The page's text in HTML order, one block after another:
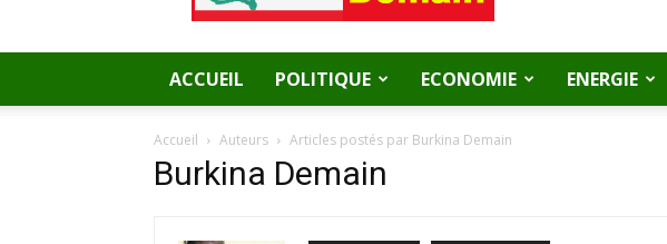
ACCUEIL POLITIQUE ECONOMIE ENERGIE
Accueil Auteurs Articles postés par Burkina Demain
Burkina Demain